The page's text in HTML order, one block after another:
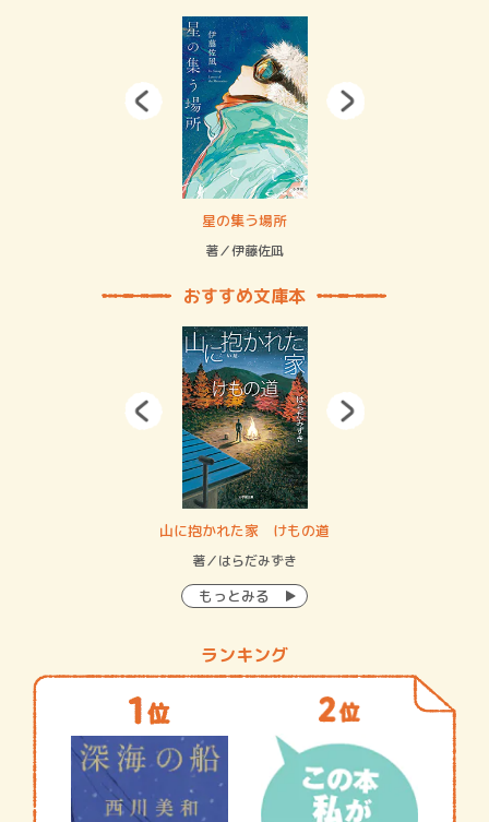
星の集う場所
著／伊藤佐凪
おすすめ文庫本
山に抱かれた家 けもの道
著／はらだみずき
もっとみる
ランキング